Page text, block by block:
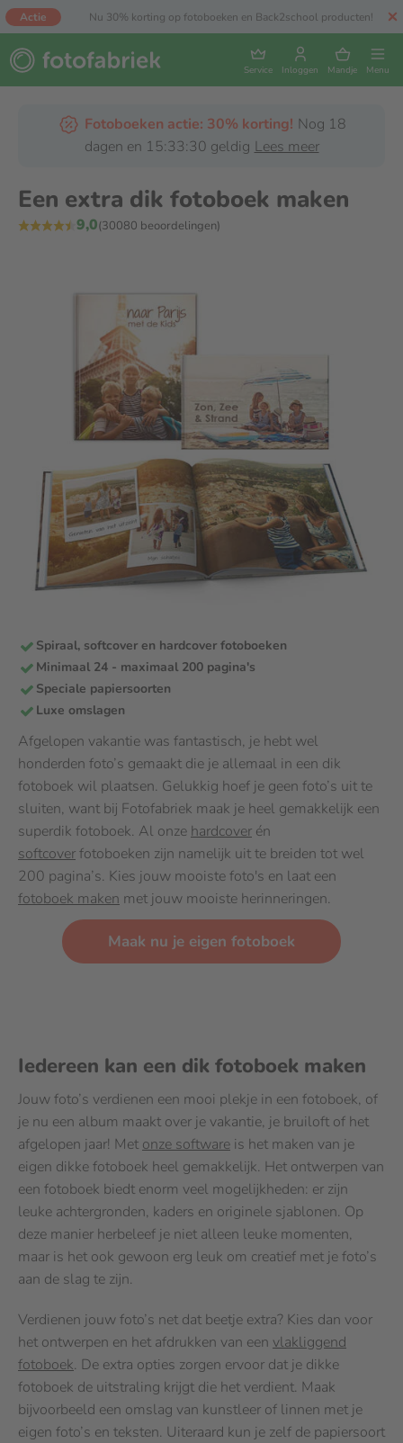
Actie Nu 30% korting op fotoboeken en Back2school producten!
Service Inloggen Mandje Menu
Fotoboeken actie: 30% korting! Nog 18
dagen en 15:33:29 geldig Lees meer
Een extra dik fotoboek maken
9,0(30080 beoordelingen)
Spiraal, softcover en hardcover fotoboeken
Minimaal 24 - maximaal 200 pagina's
Speciale papiersoorten
Luxe omslagen
Afgelopen vakantie was fantastisch, je hebt wel
honderden foto’s gemaakt die je allemaal in een dik
fotoboek wil plaatsen. Gelukkig hoef je geen foto’s uit te
sluiten, want bij Fotofabriek maak je heel gemakkelijk een
superdik fotoboek. Al onze hardcover én
softcoverfotoboeken zijn namelijk uit te breiden tot wel
200 pagina’s. Kies jouw mooiste foto's en laat een
fotoboek maken met jouw mooiste herinneringen.
Maak nu je eigen fotoboek
Iedereen kan een dik fotoboek maken
Jouw foto’s verdienen een mooi plekje in een fotoboek, of
je nu een album maakt over je vakantie, je bruiloft of het
afgelopen jaar! Met onze software is het maken van je
eigen dikke fotoboek heel gemakkelijk. Het ontwerpen van
een fotoboek biedt enorm veel mogelijkheden: er zijn
leuke achtergronden, kaders en originele sjablonen. Op
deze manier herbeleef je niet alleen leuke momenten,
maar is het ook gewoon erg leuk om creatief met je foto’s
aan de slag te zijn.
Verdienen jouw foto’s net dat beetje extra? Kies dan voor
het ontwerpen en het afdrukken van een vlakliggend
fotoboek. De extra opties zorgen ervoor dat je dikke
fotoboek de uitstraling krijgt die het verdient. Maak
bijvoorbeeld een omslag van kunstleer of linnen met je
eigen foto’s en teksten. Uiteraard kun je zelf de papiersoort